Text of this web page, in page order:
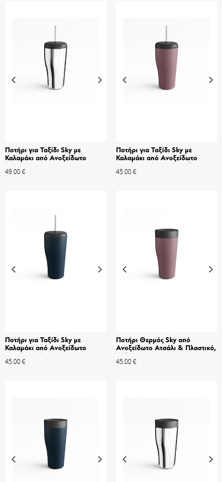
Ποτήρι για Ταξίδι Sky με
Καλαμάκι από Ανοξείδωτο
49.00€
Ποτήρι για Ταξίδι Sky με
Καλαμάκι από Ανοξείδωτο
45.00€
Ποτήρι για Ταξίδι Sky με
Καλαμάκι από Ανοξείδωτο
45.00€
Ποτήρι Θερμός Sky από
Ανοξείδωτο Ατσάλι & Πλαστικό,
45.00€